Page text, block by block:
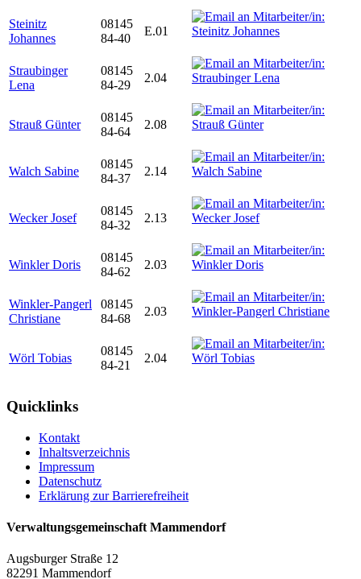
Steinitz
Johannes
08145
84-40
E.01
Straubinger
Lena
08145
84-29
2.04
Strauß Günter
08145
84-64
2.08
Walch Sabine
08145
84-37
2.14
Wecker Josef
08145
84-32
2.13
Winkler Doris
08145
84-62
2.03
Winkler-Pangerl
Christiane
08145
84-68
2.03
Wörl Tobias
08145
84-21
2.04
Quicklinks
Kontakt
Inhaltsverzeichnis
Impressum
Datenschutz
Erklärung zur Barrierefreiheit
Verwaltungsgemeinschaft Mammendorf
Augsburger Straße 12
82291 Mammendorf